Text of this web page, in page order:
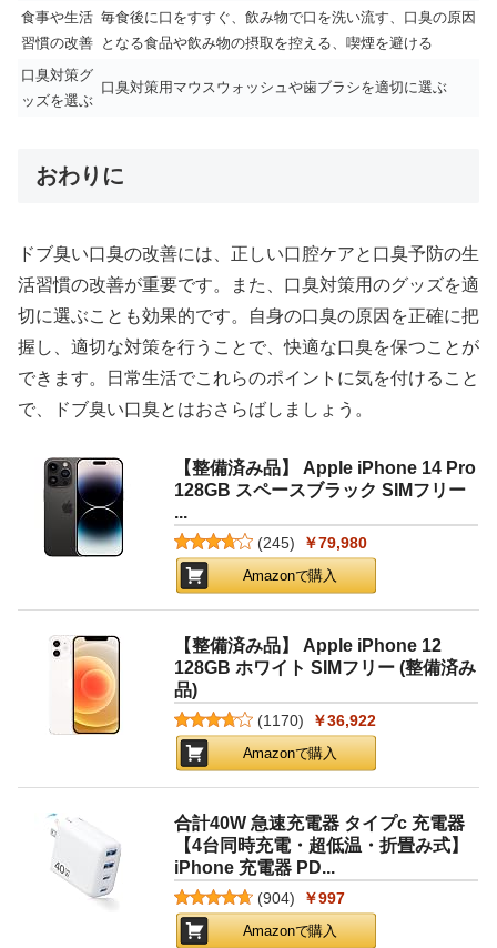
食事や生活
習慣の改善
毎食後に口をすすぐ、飲み物で口を洗い流す、口臭の原因
となる食品や飲み物の摂取を控える、喫煙を避ける
口臭対策グ
ッズを選ぶ
口臭対策用マウスウォッシュや歯ブラシを適切に選ぶ
おわりに
ドブ臭い口臭の改善には、正しい口腔ケアと口臭予防の生
活習慣の改善が重要です。また、口臭対策用のグッズを適
切に選ぶことも効果的です。自身の口臭の原因を正確に把
握し、適切な対策を行うことで、快適な口臭を保つことが
できます。日常生活でこれらのポイントに気を付けること
で、ドブ臭い口臭とはおさらばしましょう。
【整備済み品】 Apple iPhone 14 Pro
128GB スペースブラック SIMフリー
...
(245) ￥79,980
Amazonで購入
【整備済み品】 Apple iPhone 12
128GB ホワイト SIMフリー (整備済み
品)
(1170) ￥36,922
Amazonで購入
合計40W 急速充電器 タイプc 充電器
【4台同時充電・超低温・折畳み式】
iPhone 充電器 PD...
(904) ￥997
Amazonで購入